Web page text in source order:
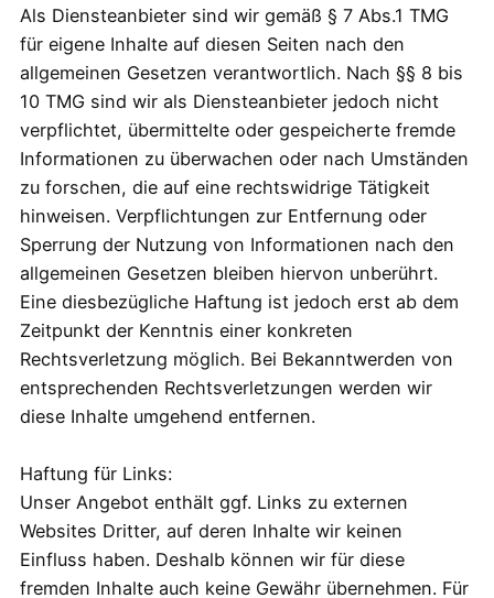
Als Diensteanbieter sind wir gemäß § 7 Abs.1 TMG
für eigene Inhalte auf diesen Seiten nach den
allgemeinen Gesetzen verantwortlich. Nach §§ 8 bis
10 TMG sind wir als Diensteanbieter jedoch nicht
verpflichtet, übermittelte oder gespeicherte fremde
Informationen zu überwachen oder nach Umständen
zu forschen, die auf eine rechtswidrige Tätigkeit
hinweisen. Verpflichtungen zur Entfernung oder
Sperrung der Nutzung von Informationen nach den
allgemeinen Gesetzen bleiben hiervon unberührt.
Eine diesbezügliche Haftung ist jedoch erst ab dem
Zeitpunkt der Kenntnis einer konkreten
Rechtsverletzung möglich. Bei Bekanntwerden von
entsprechenden Rechtsverletzungen werden wir
diese Inhalte umgehend entfernen.
Haftung für Links:
Unser Angebot enthält ggf. Links zu externen
Websites Dritter, auf deren Inhalte wir keinen
Einfluss haben. Deshalb können wir für diese
fremden Inhalte auch keine Gewähr übernehmen. Für